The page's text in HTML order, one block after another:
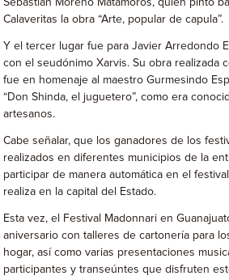
Sebastián Moreno Matamoros, quien pintó
Calaveritas la obra “Arte, popular de capula”.
Y el tercer lugar fue para Javier Arredondo
con el seudónimo Xarvis. Su obra realizada
fue en homenaje al maestro Gurmesindo
“Don Shinda, el juguetero”, como era
artesanos.
Cabe señalar, que los ganadores de los
realizados en diferentes municipios de la
participar de manera automática en el
realiza en la capital del Estado.
Esta vez, el Festival Madonnari en
aniversario con talleres de cartonería para
hogar, así como varias presentaciones
participantes y transeúntes que disfruten